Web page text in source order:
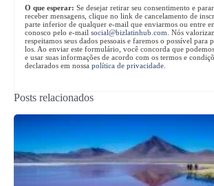
O que esperar: Se desejar retirar seu consentimento e
receber mensagens, clique no link de cancelamento de
parte inferior de qualquer e-mail que enviarmos ou entre
conosco pelo e-mail social@bizlatinhub.com . Nós
respeitamos seus dados pessoais e faremos o possível para
los. Ao enviar este formulário, você concorda que
e usar suas informações de acordo com os termos e
declarados em nossa política de privacidade
Posts relacionados